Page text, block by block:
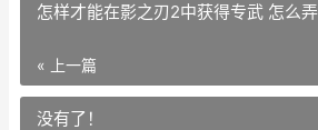
怎样才能在影之刃2中获得专武 怎么
« 上一篇
没有了！